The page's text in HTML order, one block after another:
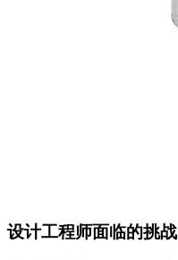
设计工程师面临的挑战